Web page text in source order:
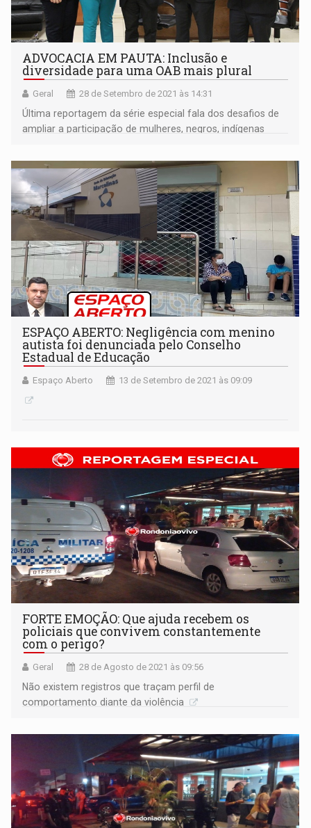
ADVOCACIA EM PAUTA: Inclusão e
diversidade para uma OAB mais plural
Geral 28 de Setembro de 2021 às 14:31
Última reportagem da série especial fala dos desafios de
ampliar a participação de mulheres, negros, indígenas
Rondônia
ESPAÇO ABERTO: Negligência com menino
autista foi denunciada pelo Conselho
Estadual de Educação
Espaço Aberto 13 de Setembro de 2021 às 09:09
FORTE EMOÇÃO: Que ajuda recebem os
policiais que convivem constantemente
com o perigo?
Geral 28 de Agosto de 2021 às 09:56
Não existem registros que traçam perfil de
comportamento diante da violência